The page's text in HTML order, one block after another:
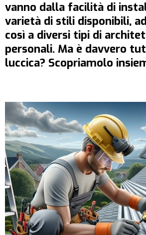
vanno dalla facilità di
varietà di stili disponibili,
così a diversi tipi di
personali. Ma è davvero
luccica? Scopriamolo